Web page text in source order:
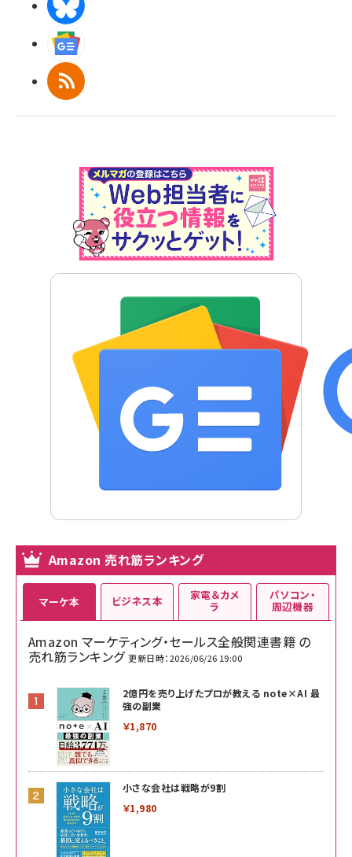
RSS
Amazon 売れ筋ランキング
マーケ本
Amazon マーケティング・セールス全般関連書籍 の
売れ筋ランキング 更新日時：2026/06/26 19:00
2億円を売り上げたプロが教える note×AI 最
強の副業
￥1,870
小さな会社は戦略が9割
￥1,980
ビジネス本 家電＆カメ
ラ
パソコン・
周辺機器